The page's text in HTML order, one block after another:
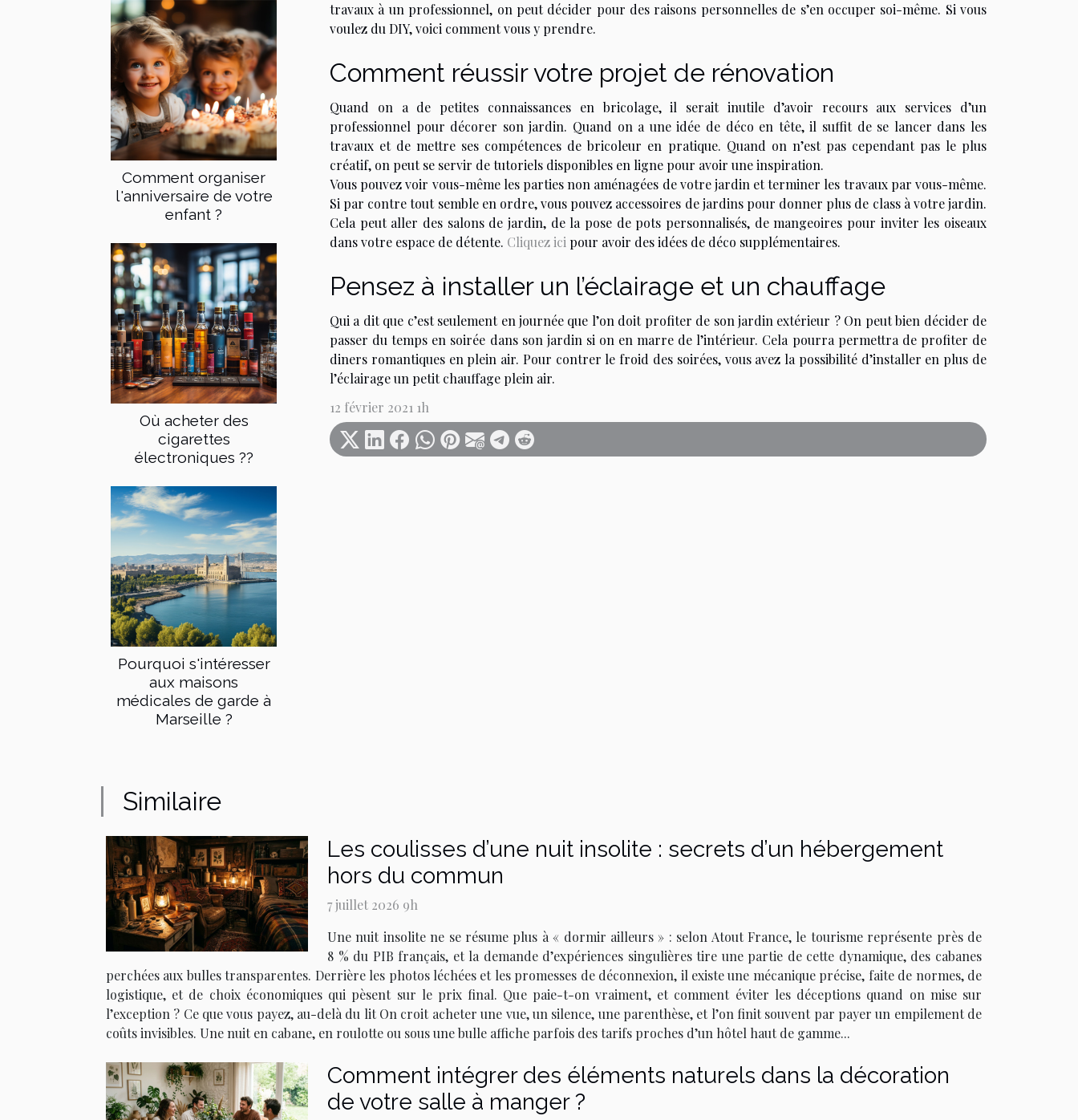
Comment organiser
l'anniversaire de votre
enfant ?
Où acheter des
cigarettes
électroniques ??
Pourquoi s'intéresser
aux maisons
médicales de garde à
Marseille ?
travaux à un professionnel, on peut décider pour des raisons personnelles de s’en occuper soi-même. Si vous
voulez du DIY, voici comment vous y prendre.
Comment réussir votre projet de rénovation
Quand on a de petites connaissances en bricolage, il serait inutile d’avoir recours aux services d’un
professionnel pour décorer son jardin. Quand on a une idée de déco en tête, il suffit de se lancer dans les
travaux et de mettre ses compétences de bricoleur en pratique. Quand on n’est pas cependant pas le plus
créatif, on peut se servir de tutoriels disponibles en ligne pour avoir une inspiration.
Vous pouvez voir vous-même les parties non aménagées de votre jardin et terminer les travaux par vous-même.
Si par contre tout semble en ordre, vous pouvez accessoires de jardins pour donner plus de class à votre jardin.
Cela peut aller des salons de jardin, de la pose de pots personnalisés, de mangeoires pour inviter les oiseaux
dans votre espace de détente. Cliquez ici pour avoir des idées de déco supplémentaires.
Pensez à installer un l’éclairage et un chauffage
Qui a dit que c’est seulement en journée que l’on doit profiter de son jardin extérieur ? On peut bien décider de
passer du temps en soirée dans son jardin si on en marre de l’intérieur. Cela pourra permettra de profiter de
diners romantiques en plein air. Pour contrer le froid des soirées, vous avez la possibilité d’installer en plus de
l’éclairage un petit chauffage plein air.
12 février 2021 1h
Similaire
Les coulisses d’une nuit insolite : secrets d’un hébergement
hors du commun
7 juillet 2026 9h
Une nuit insolite ne se résume plus à « dormir ailleurs » : selon Atout France, le tourisme représente près de
8 % du PIB français, et la demande d’expériences singulières tire une partie de cette dynamique, des cabanes
perchées aux bulles transparentes. Derrière les photos léchées et les promesses de déconnexion, il existe une mécanique précise, faite de normes, de
logistique, et de choix économiques qui pèsent sur le prix final. Que paie-t-on vraiment, et comment éviter les déceptions quand on mise sur
l’exception ? Ce que vous payez, au-delà du lit On croit acheter une vue, un silence, une parenthèse, et l’on finit souvent par payer un empilement de
coûts invisibles. Une nuit en cabane, en roulotte ou sous une bulle affiche parfois des tarifs proches d’un hôtel haut de gamme...
Comment intégrer des éléments naturels dans la décoration
de votre salle à manger ?